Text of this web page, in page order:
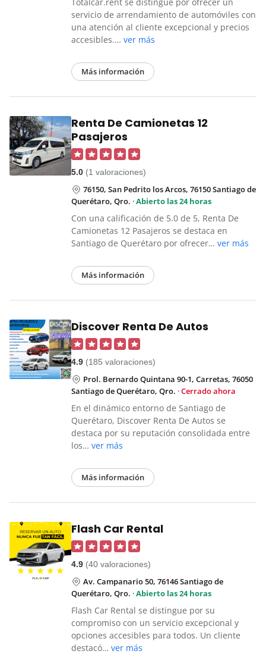
servicio de arrendamiento de automóviles con
una atención al cliente excepcional y precios
accesibles.… ver más
Más información
Renta De Camionetas 12
Pasajeros
5.0 (1 valoraciones)
76150, San Pedrito los Arcos, 76150 Santiago de
Querétaro, Qro. ·Abierto las 24 horas
Con una calificación de 5.0 de 5, Renta De
Camionetas 12 Pasajeros se destaca en
Santiago de Querétaro por ofrecer… ver más
Más información
Discover Renta De Autos
4.9 (185 valoraciones)
Prol. Bernardo Quintana 90-1, Carretas, 76050
Santiago de Querétaro, Qro. ·Cerrado ahora
En el dinámico entorno de Santiago de
Querétaro, Discover Renta De Autos se
destaca por su reputación consolidada entre
los… ver más
Más información
Flash Car Rental
4.9 (40 valoraciones)
Av. Campanario 50, 76146 Santiago de
Querétaro, Qro. ·Abierto las 24 horas
Flash Car Rental se distingue por su
compromiso con un servicio excepcional y
opciones accesibles para todos. Un cliente
destacó… ver más